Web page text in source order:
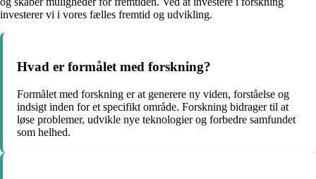
investerer vi i vores fælles fremtid og udvikling.
Hvad er formålet med forskning?
Formålet med forskning er at generere ny viden, forståelse og
indsigt inden for et specifikt område. Forskning bidrager til at
løse problemer, udvikle nye teknologier og forbedre samfundet
som helhed.